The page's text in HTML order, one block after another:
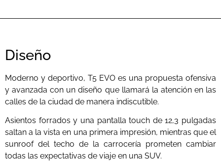
Diseño
Moderno y deportivo, T5 EVO es una propuesta ofensiva
y avanzada con un diseño que llamará la atención en las
calles de la ciudad de manera indiscutible.
Asientos forrados y una pantalla touch de 12,3 pulgadas
saltan a la vista en una primera impresión, mientras que el
sunroof del techo de la carrocería prometen cambiar
todas las expectativas de viaje en una SUV.